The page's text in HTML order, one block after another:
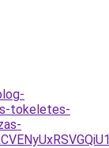
tokeletes-